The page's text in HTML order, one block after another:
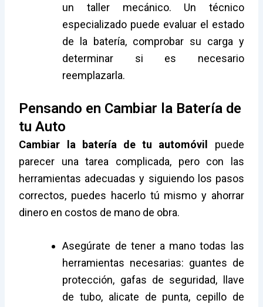
un taller mecánico. Un técnico
especializado puede evaluar el estado
de la batería, comprobar su carga y
determinar si es necesario
reemplazarla.
Pensando en Cambiar la Batería de
tu Auto
Cambiar la batería de tu automóvil puede
parecer una tarea complicada, pero con las
herramientas adecuadas y siguiendo los pasos
correctos, puedes hacerlo tú mismo y ahorrar
dinero en costos de mano de obra.
Asegúrate de tener a mano todas las
herramientas necesarias: guantes de
protección, gafas de seguridad, llave
de tubo, alicate de punta, cepillo de